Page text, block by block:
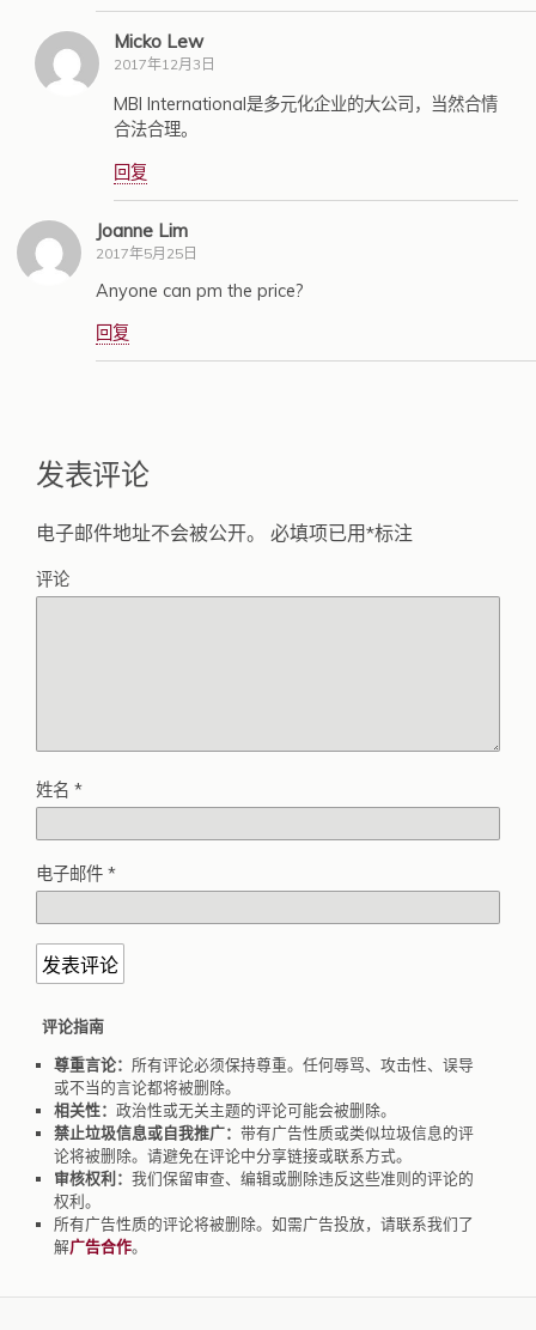
Micko Lew
2017年12月3日
MBI International是多元化企业的大公司，当然合情
合法合理。
回复
Joanne Lim
2017年5月25日
Anyone can pm the price?
回复
发表评论
电子邮件地址不会被公开。 必填项已用*标注
评论
姓名 *
电子邮件 *
评论指南
尊重言论： 所有评论必须保持尊重。任何辱骂、攻击性、误导
或不当的言论都将被删除。
相关性： 政治性或无关主题的评论可能会被删除。
禁止垃圾信息或自我推广： 带有广告性质或类似垃圾信息的评
论将被删除。请避免在评论中分享链接或联系方式。
审核权利： 我们保留审查、编辑或删除违反这些准则的评论的
权利。
所有广告性质的评论将被删除。如需广告投放，请联系我们了
解广告合作。